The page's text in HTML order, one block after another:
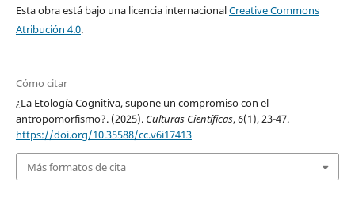
Esta obra está bajo una licencia internacionalCreative Commons
Atribución 4.0.
Cómo citar
¿La Etología Cognitiva, supone un compromiso con el
antropomorfismo?. (2025). Culturas Científicas,6(1), 23-47.
https://doi.org/10.35588/cc.v6i17413
Más formatos de cita